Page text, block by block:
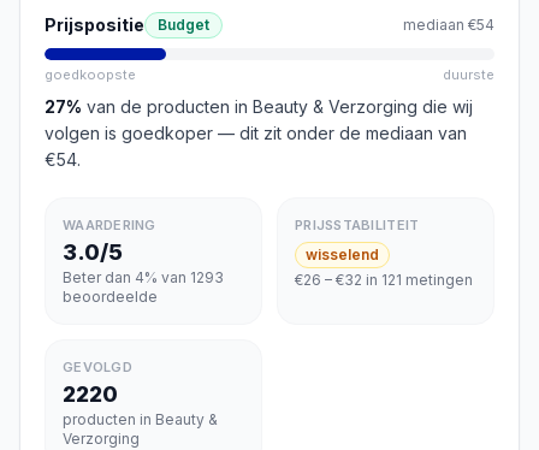
Prijspositie Budget mediaan €54
goedkoopste duurste
27% van de producten in Beauty & Verzorging die wij
volgen is goedkoper — dit zit onder de mediaan van
€54.
WAARDERING
3.0/5
Beter dan 4% van 1293
beoordeelde
PRIJSSTABILITEIT
wisselend
€26 – €32 in 121 metingen
GEVOLGD
2220
producten in Beauty &
Verzorging